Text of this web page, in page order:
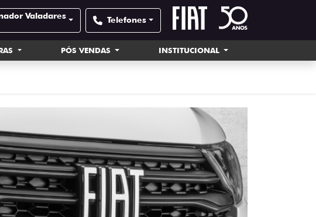
Valadares Telefones
PÓS VENDAS INSTITUCIONAL